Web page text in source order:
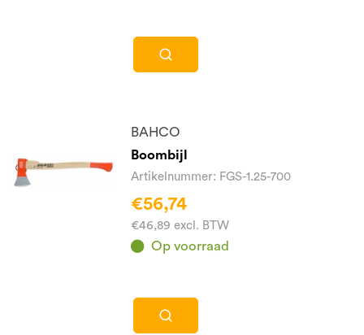
BAHCO
Boombijl
Artikelnummer: FGS-1.25-700
€56,74
€46,89 excl. BTW
Op voorraad